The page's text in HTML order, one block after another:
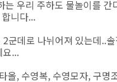
는 우리 주하도 물놀이를 간
니다...
군데로 나뉘어져 있는데..
요...
올, 수영복, 수영모자, 구명